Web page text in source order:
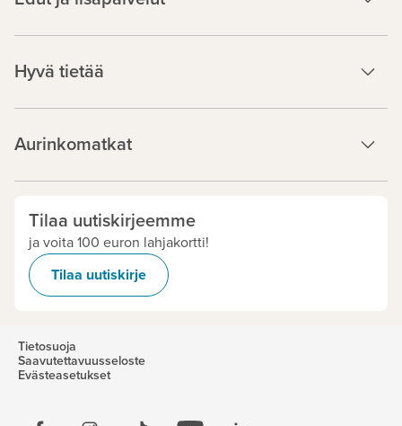
Hyvä tietää
Aurinkomatkat
Tilaa uutiskirjeemme
ja voita 100 euron lahjakortti!
Tilaa uutiskirje
Tietosuoja
Saavutettavuusseloste
Evästeasetukset